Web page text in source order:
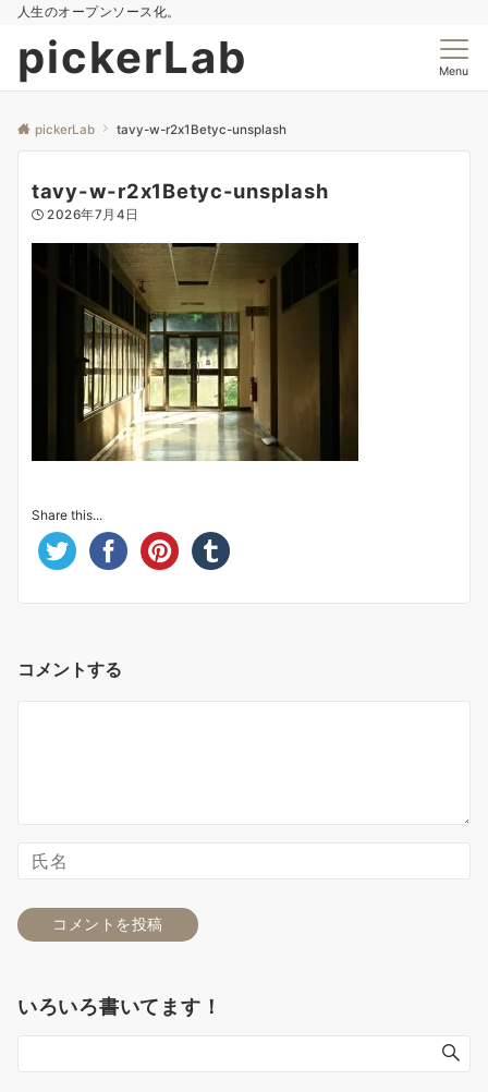
人生のオープンソース化。
pickerLab Menu
pickerLab tavy-w-r2x1Betyc-unsplash
tavy-w-r2x1Betyc-unsplash
2026年7月4日
Share this...
コメントする
いろいろ書いてます！